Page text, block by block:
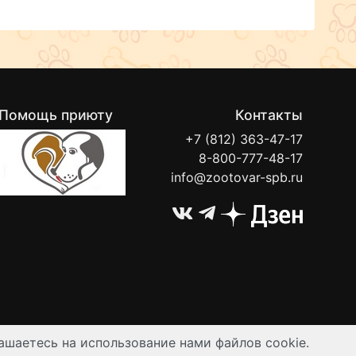
Помощь приюту Контакты
+7 (812) 363-47-17
8-800-777-48-17
info@zootovar-spb.ru
публичной офертой.
на использование нами файлов cookie.